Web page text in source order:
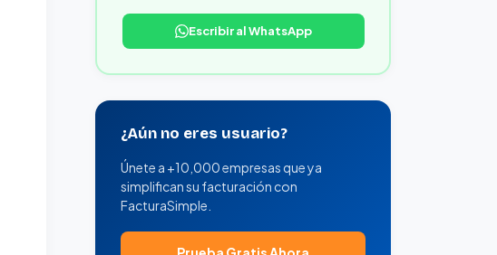
Escribir al WhatsApp
¿Aún no eres usuario?
Únete a +10,000 empresas que ya
simplifican su facturación con
FacturaSimple.